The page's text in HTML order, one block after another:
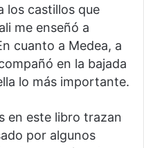
los castillos que
me enseñó a
cuanto a Medea, a
en la bajada
lo más importante.
en este libro trazan
por algunos